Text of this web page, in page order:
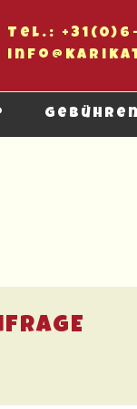
Primärmenü
Zum Inhalt springen
Tel.:
Gebühren